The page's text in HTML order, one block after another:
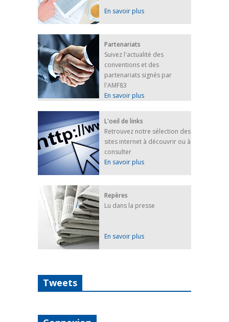
En savoir plus
Partenariats
Suivez l'actualité des
conventions et des
partenariats signés par
l'AMF83
En savoir plus
L'oeil de links
Retrouvez notre sélection des
sites internet à découvrir ou à
consulter
En savoir plus
Repères
Lu dans la presse
En savoir plus
Tweets